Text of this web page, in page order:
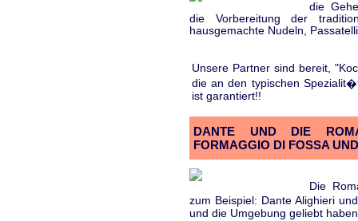
die
die Vorbereitung der
hausgemachte Nudeln,
Unsere Partner sind bereit,
die an den typischen
ist garantiert!!
DANTE UND DIE
FORMAGGIO DI FOSSA
Die
zum Beispiel: Dante Alighieri
und die Umgebung geliebt